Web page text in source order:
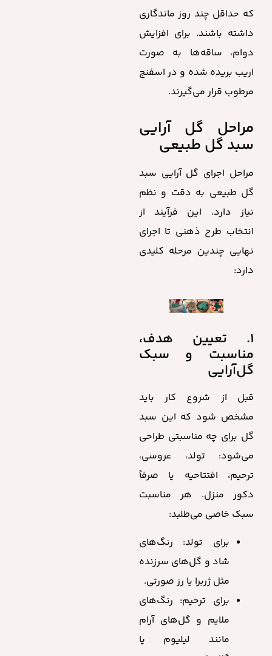
که حداقل چند روز ماندگاری
داشته باشند. برای افزایش
دوام، ساقه‌ها به صورت
اریب بریده شده و در اسفنج
مرطوب قرار می‌گیرند.
مراحل گل آرایی
سبد گل طبیعی
مراحل اجرای گل آرایی سبد
گل طبیعی به دقت و نظم
نیاز دارد. این فرآیند از
انتخاب طرح ذهنی تا اجرای
نهایی چندین مرحله کلیدی
دارد:
۱. تعیین هدف،
مناسبت و سبک
گل‌آرایی
قبل از شروع کار باید
مشخص شود که این سبد
گل برای چه مناسبتی طراحی
می‌شود: تولد، عروسی،
ترحیم، افتتاحیه یا صرفاً
دکور منزل. هر مناسبت
سبک خاصی می‌طلبد:
برای تولد: رنگ‌های
شاد و گل‌های سرزنده
مثل ژربرا یا رز صورتی.
برای ترحیم: رنگ‌های
ملایم و گل‌های آرام
مانند لیلیوم یا